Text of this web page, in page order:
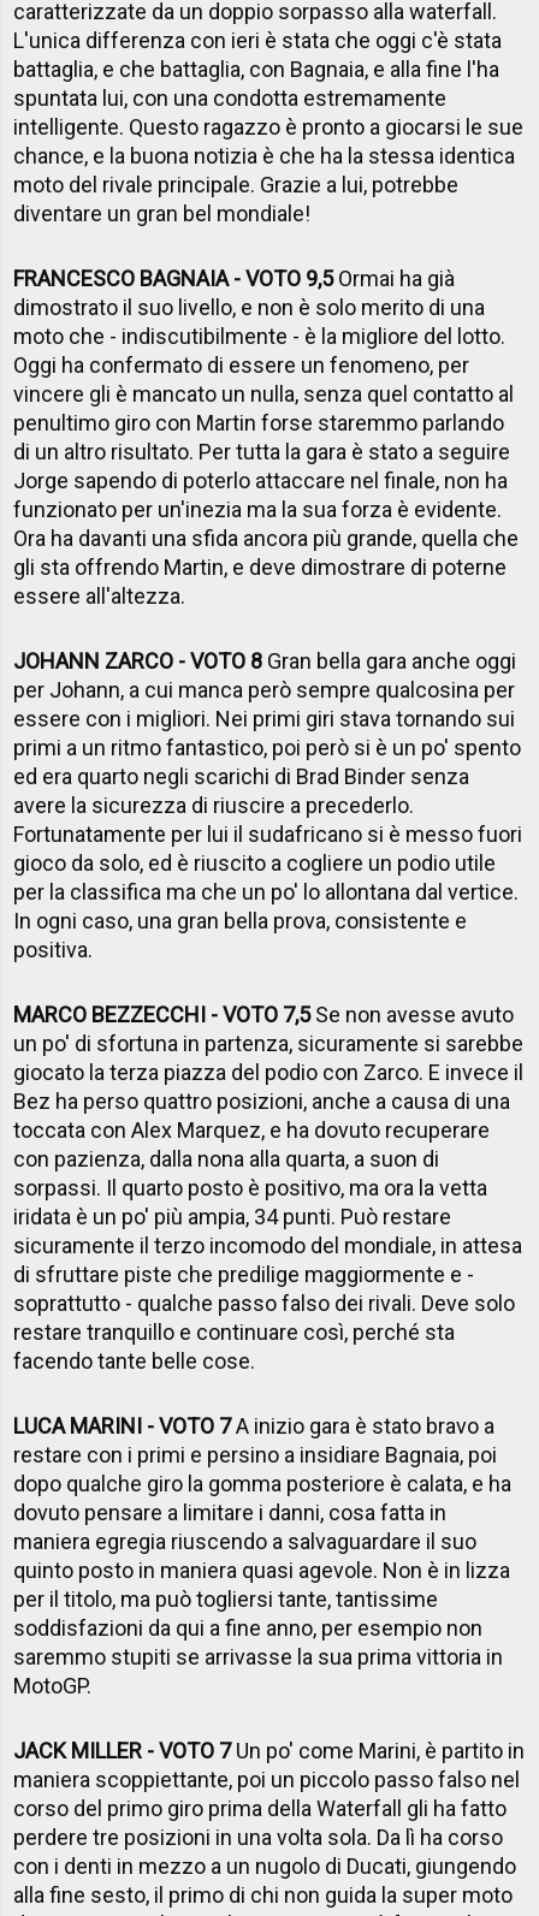
caratterizzate da un doppio sorpasso alla waterfall.
L'unica differenza con ieri è stata che oggi c'è stata
battaglia, e che battaglia, con Bagnaia, e alla fine l'ha
spuntata lui, con una condotta estremamente
intelligente. Questo ragazzo è pronto a giocarsi le sue
chance, e la buona notizia è che ha la stessa identica
moto del rivale principale. Grazie a lui, potrebbe
diventare un gran bel mondiale!
FRANCESCO BAGNAIA - VOTO 9,5Ormai ha già
dimostrato il suo livello, e non è solo merito di una
moto che - indiscutibilmente - è la migliore del lotto.
Oggi ha confermato di essere un fenomeno, per
vincere gli è mancato un nulla, senza quel contatto al
penultimo giro con Martin forse staremmo parlando
di un altro risultato. Per tutta la gara è stato a seguire
Jorge sapendo di poterlo attaccare nel finale, non ha
funzionato per un'inezia ma la sua forza è evidente.
Ora ha davanti una sfida ancora più grande, quella che
gli sta offrendo Martin, e deve dimostrare di poterne
essere all'altezza.
JOHANN ZARCO - VOTO 8 Gran bella gara anche oggi
per Johann, a cui manca però sempre qualcosina per
essere con i migliori. Nei primi giri stava tornando sui
primi a un ritmo fantastico, poi però si è un po' spento
ed era quarto negli scarichi di Brad Binder senza
avere la sicurezza di riuscire a precederlo.
Fortunatamente per lui il sudafricano si è messo fuori
gioco da solo, ed è riuscito a cogliere un podio utile
per la classifica ma che un po' lo allontana dal vertice.
In ogni caso, una gran bella prova, consistente e
positiva.
MARCO BEZZECCHI - VOTO 7,5Se non avesse avuto
un po' di sfortuna in partenza, sicuramente si sarebbe
giocato la terza piazza del podio con Zarco. E invece il
Bez ha perso quattro posizioni, anche a causa di una
toccata con Alex Marquez, e ha dovuto recuperare
con pazienza, dalla nona alla quarta, a suon di
sorpassi. Il quarto posto è positivo, ma ora la vetta
iridata è un po' più ampia, 34 punti. Può restare
sicuramente il terzo incomodo del mondiale, in attesa
di sfruttare piste che predilige maggiormente e -
soprattutto - qualche passo falso dei rivali. Deve solo
restare tranquillo e continuare così, perché sta
facendo tante belle cose.
LUCA MARINI - VOTO 7A inizio gara è stato bravo a
restare con i primi e persino a insidiare Bagnaia, poi
dopo qualche giro la gomma posteriore è calata, e ha
dovuto pensare a limitare i danni, cosa fatta in
maniera egregia riuscendo a salvaguardare il suo
quinto posto in maniera quasi agevole. Non è in lizza
per il titolo, ma può togliersi tante, tantissime
soddisfazioni da qui a fine anno, per esempio non
saremmo stupiti se arrivasse la sua prima vittoria in
MotoGP.
JACK MILLER - VOTO 7Un po' come Marini, è partito in
maniera scoppiettante, poi un piccolo passo falso nel
corso del primo giro prima della Waterfall gli ha fatto
perdere tre posizioni in una volta sola. Da lì ha corso
con i denti in mezzo a un nugolo di Ducati, giungendo
alla fine sesto, il primo di chi non guida la super moto